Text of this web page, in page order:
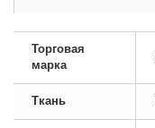
Торговая
марка
Ткань